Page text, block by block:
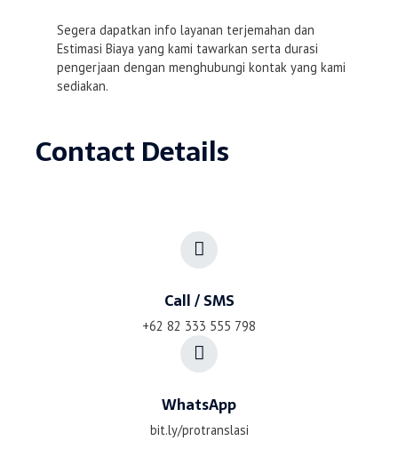
Segera dapatkan info layanan terjemahan dan
Estimasi Biaya yang kami tawarkan serta durasi
pengerjaan dengan menghubungi kontak yang kami
sediakan.
Contact Details
Call / SMS
+62 82 333 555 798
WhatsApp
bit.ly/protranslasi